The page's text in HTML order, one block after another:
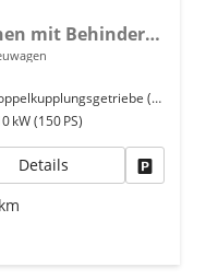
Selection Angebot f. Menschen mit Behinderung ab 50 %! 1.5 TSI Mild-Hybrid 150PS DSG, 17" Alu, Parksensoren v/h, Rückfahrkamera, 3-Zonen-Climatronic, SunSet, Sitzheizung, Side Assist, Fernlicht-Assist, Tempomat, Infotainment 10" + Smartlink, Virtual Cockpit, Tempo
Doppelkupplungsgetriebe (DSG)
kW (150 PS)
Details